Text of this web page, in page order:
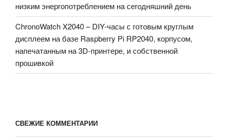
низким энергопотреблением на сегодняшний день
ChronoWatch X2040 – DIY-часы с готовым круглым
дисплеем на базе Raspberry Pi RP2040, корпусом,
напечатанным на 3D-принтере, и собственной
прошивкой
СВЕЖИЕ КОММЕНТАРИИ